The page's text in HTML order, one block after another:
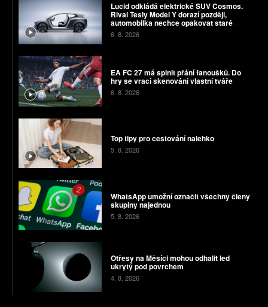
Lucid odkládá elektrické SUV Cosmos.
Rival Tesly Model Y dorazí později,
automobilka nechce opakovat staré
chyby
6. 8. 2026
EA FC 27 má splnit přání fanoušků. Do
hry se vrací skenování vlastní tváře
6. 8. 2026
Top tipy pro cestování nalehko
5. 8. 2026
WhatsApp umožní označit všechny členy
skupiny najednou
5. 8. 2026
Otřesy na Měsíci mohou odhalit led
ukrytý pod povrchem
4. 8. 2026